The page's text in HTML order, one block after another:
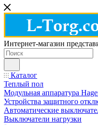
Интернет-магазин
Каталог
Теплый пол
Модульная аппаратура
Устройства защитного
Автоматические
Выключатели нагрузки